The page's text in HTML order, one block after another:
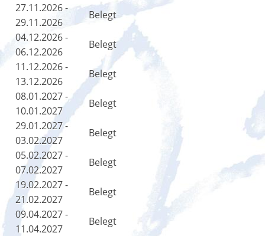
27.11.2026 -
29.11.2026
Belegt
04.12.2026 -
06.12.2026
Belegt
11.12.2026 -
13.12.2026
Belegt
08.01.2027 -
10.01.2027
Belegt
29.01.2027 -
03.02.2027
Belegt
05.02.2027 -
07.02.2027
Belegt
19.02.2027 -
21.02.2027
Belegt
09.04.2027 -
11.04.2027
Belegt